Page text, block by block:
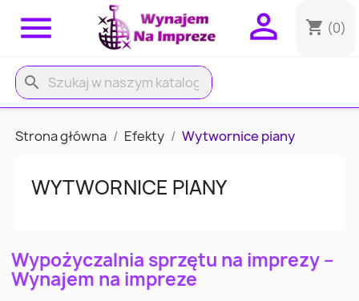
 shopping_cart (0)

search
Strona główna Efekty Wytwornice piany
WYTWORNICE PIANY
Wypożyczalnia sprzętu na imprezy –
Wynajem na impreze